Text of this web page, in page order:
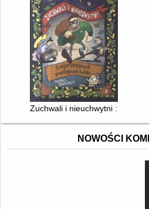
Zuchwali i nieuchwytni : o
NOWOŚCI